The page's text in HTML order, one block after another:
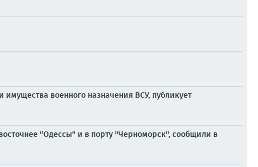
военного назначения ВСУ, публикует
"Одессы" и в порту "Черноморск", сообщили в